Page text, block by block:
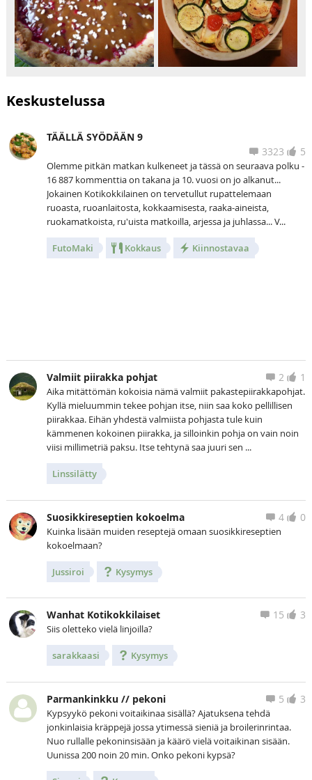
Keskustelussa
TÄÄLLÄ SYÖDÄÄN 9
5
3323
Olemme pitkän matkan kulkeneet ja tässä on seuraava polku -
16 887 kommenttia on takana ja 10. vuosi on jo alkanut...
Jokainen Kotikokkilainen on tervetullut rupattelemaan
ruoasta, ruoanlaitosta, kokkaamisesta, raaka-aineista,
ruokamatkoista, ru'uista matkoilla, arjessa ja juhlassa... V...
FutoMaki Kokkaus Kiinnostavaa
Valmiit piirakka pohjat 1
2
Aika mitättömän kokoisia nämä valmiit pakastepiirakkapohjat.
Kyllä mieluummin tekee pohjan itse, niin saa koko pellillisen
piirakkaa. Eihän yhdestä valmiista pohjasta tule kuin
kämmenen kokoinen piirakka, ja silloinkin pohja on vain noin
viisi millimetriä paksu. Itse tehtynä saa juuri sen ...
Linssilätty
Suosikkireseptien kokoelma 0
4
Kuinka lisään muiden reseptejä omaan suosikkireseptien
kokoelmaan?
Jussiroi Kysymys
Wanhat Kotikokkilaiset 3
15
Siis oletteko vielä linjoilla?
sarakkaasi Kysymys
Parmankinkku // pekoni 3
5
Kypsyykö pekoni voitaikinaa sisällä? Ajatuksena tehdä
jonkinlaisia kräppejä jossa ytimessä sieniä ja broilerinrintaa.
Nuo rullalle pekoninsisään ja käärö vielä voitaikinan sisään.
Uunissa 200 noin 20 min. Onko pekoni kypsä?